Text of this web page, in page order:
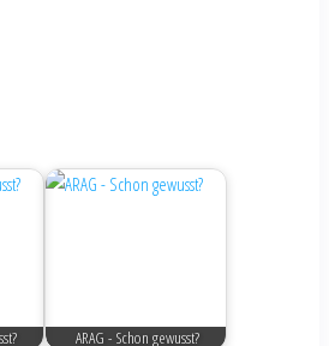
ARAG - Schon gewusst?